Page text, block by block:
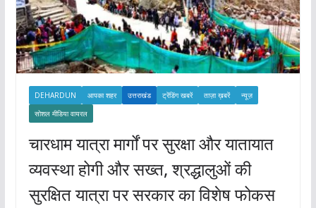
DEHARDUN आपका शहर उत्तराखंड ट्रेंडिंग खबरें ताज़ा ख़बरें
न्यूज़
सोशल मीडिया वायरल
चारधाम यात्रा मार्गों पर सुरक्षा और यातायात
व्यवस्था होगी और सख्त, श्रद्धालुओं की
सुरक्षित यात्रा पर सरकार का विशेष फोकस